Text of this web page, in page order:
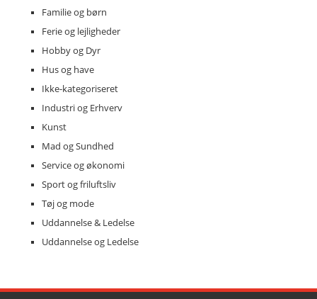
Familie og børn
Ferie og lejligheder
Hobby og Dyr
Hus og have
Ikke-kategoriseret
Industri og Erhverv
Kunst
Mad og Sundhed
Service og økonomi
Sport og friluftsliv
Tøj og mode
Uddannelse & Ledelse
Uddannelse og Ledelse